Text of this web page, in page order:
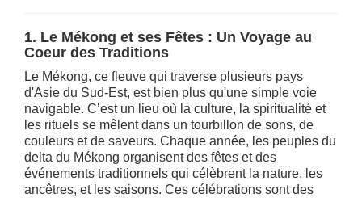
1. Le Mékong et ses Fêtes : Un Voyage au
Coeur des Traditions
Le Mékong, ce fleuve qui traverse plusieurs pays
d'Asie du Sud-Est, est bien plus qu'une simple voie
navigable. C’est un lieu où la culture, la spiritualité et
les rituels se mêlent dans un tourbillon de sons, de
couleurs et de saveurs. Chaque année, les peuples du
delta du Mékong organisent des fêtes et des
événements traditionnels qui célèbrent la nature, les
ancêtres, et les saisons. Ces célébrations sont des